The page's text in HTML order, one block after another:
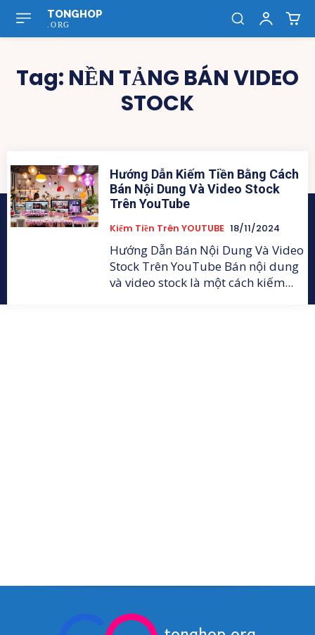
TONGHOP
.ORG
Tag: NỀN TẢNG BÁN VIDEO
STOCK
Hướng Dẫn Kiếm Tiền Bằng Cách
Bán Nội Dung Và Video Stock
Trên YouTube
Kiếm Tiền Trên YOUTUBE 18/11/2024
Hướng Dẫn Bán Nội Dung Và Video
Stock Trên YouTube Bán nội dung
và video stock là một cách kiếm...